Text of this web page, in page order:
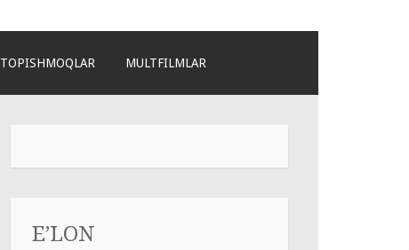
TOPISHMOQLAR MULTFILMLAR
E’LON